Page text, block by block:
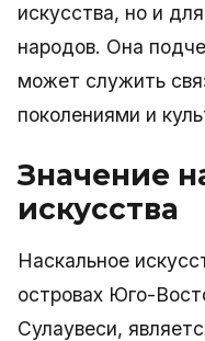
искусства, но и
народов. Она
может служить
поколениями и
Значение
искусства
Наскальное
островах Юго-
Сулаувеси,